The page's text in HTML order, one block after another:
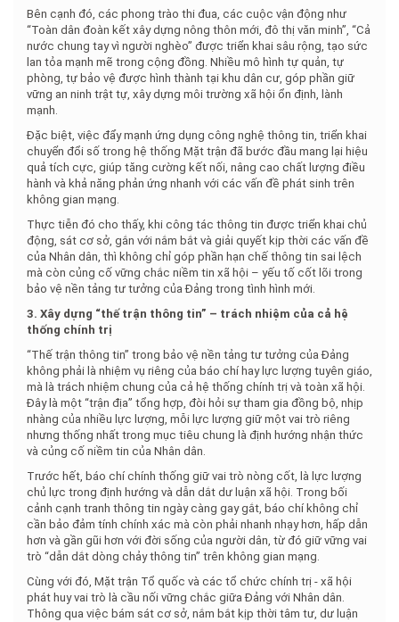
Bên cạnh đó, các phong trào thi đua, các cuộc vận động như
“Toàn dân đoàn kết xây dựng nông thôn mới, đô thị văn minh”, “Cả
nước chung tay vì người nghèo” được triển khai sâu rộng, tạo sức
lan tỏa mạnh mẽ trong cộng đồng. Nhiều mô hình tự quản, tự
phòng, tự bảo vệ được hình thành tại khu dân cư, góp phần giữ
vững an ninh trật tự, xây dựng môi trường xã hội ổn định, lành
mạnh.
Đặc biệt, việc đẩy mạnh ứng dụng công nghệ thông tin, triển khai
chuyển đổi số trong hệ thống Mặt trận đã bước đầu mang lại hiệu
quả tích cực, giúp tăng cường kết nối, nâng cao chất lượng điều
hành và khả năng phản ứng nhanh với các vấn đề phát sinh trên
không gian mạng.
Thực tiễn đó cho thấy, khi công tác thông tin được triển khai chủ
động, sát cơ sở, gắn với nắm bắt và giải quyết kịp thời các vấn đề
của Nhân dân, thì không chỉ góp phần hạn chế thông tin sai lệch
mà còn củng cố vững chắc niềm tin xã hội – yếu tố cốt lõi trong
bảo vệ nền tảng tư tưởng của Đảng trong tình hình mới.
3. Xây dựng “thế trận thông tin” – trách nhiệm của cả hệ
thống chính trị
“Thế trận thông tin” trong bảo vệ nền tảng tư tưởng của Đảng
không phải là nhiệm vụ riêng của báo chí hay lực lượng tuyên giáo,
mà là trách nhiệm chung của cả hệ thống chính trị và toàn xã hội.
Đây là một “trận địa” tổng hợp, đòi hỏi sự tham gia đồng bộ, nhịp
nhàng của nhiều lực lượng, mỗi lực lượng giữ một vai trò riêng
nhưng thống nhất trong mục tiêu chung là định hướng nhận thức
và củng cố niềm tin của Nhân dân.
Trước hết, báo chí chính thống giữ vai trò nòng cốt, là lực lượng
chủ lực trong định hướng và dẫn dắt dư luận xã hội. Trong bối
cảnh cạnh tranh thông tin ngày càng gay gắt, báo chí không chỉ
cần bảo đảm tính chính xác mà còn phải nhanh nhạy hơn, hấp dẫn
hơn và gần gũi hơn với đời sống của người dân, từ đó giữ vững vai
trò “dẫn dắt dòng chảy thông tin” trên không gian mạng.
Cùng với đó, Mặt trận Tổ quốc và các tổ chức chính trị - xã hội
phát huy vai trò là cầu nối vững chắc giữa Đảng với Nhân dân.
Thông qua việc bám sát cơ sở, nắm bắt kịp thời tâm tư, dư luận